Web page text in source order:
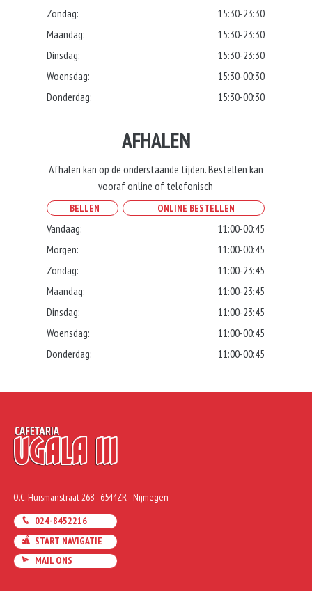
Zondag:
15:30-23:30
Maandag:
15:30-23:30
Dinsdag:
15:30-23:30
Woensdag:
15:30-00:30
Donderdag:
15:30-00:30
AFHALEN
Afhalen kan op de onderstaande tijden. Bestellen kan
vooraf online of telefonisch
BELLEN ONLINE BESTELLEN
Vandaag:
11:00-00:45
Morgen:
11:00-00:45
Zondag:
11:00-23:45
Maandag:
11:00-23:45
Dinsdag:
11:00-23:45
Woensdag:
11:00-00:45
Donderdag:
11:00-00:45
O.C. Huismanstraat 268 - 6544ZR - Nijmegen
024-8452216
START NAVIGATIE
MAIL ONS